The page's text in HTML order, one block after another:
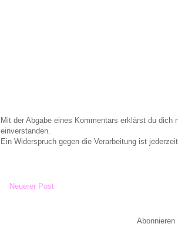
Mit der Abgabe eines Kommentars erklärst du dich
einverstanden.
Ein Widerspruch gegen die Verarbeitung ist
Neuerer Post
Abonnieren